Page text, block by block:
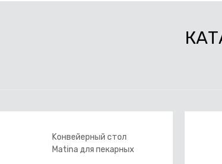
Kонвейерный стол
Matina для пекарных